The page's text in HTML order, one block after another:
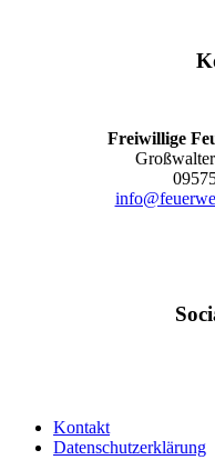
Freiwillige
Kontakt
Datenschutzerklärung